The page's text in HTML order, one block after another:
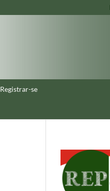
Registrar-se